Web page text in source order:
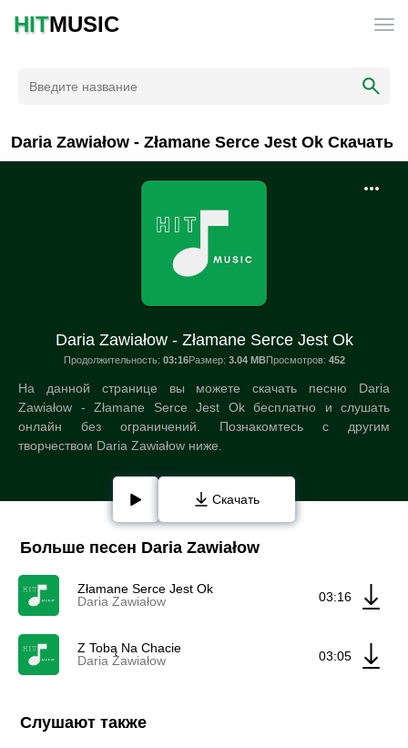
HITMUSIC
Daria Zawiałow - Złamane Serce Jest Ok Скачать
Daria Zawiałow - Złamane Serce Jest Ok
Продолжительность: 03:16Размер: 3.04 MBПросмотров: 452
На данной странице вы можете скачать песню Daria
Zawiałow - Złamane Serce Jest Ok бесплатно и слушать
онлайн без ограничений. Познакомтесь с другим
творчеством Daria Zawiałow ниже.
Скачать
Больше песен Daria Zawiałow
Złamane Serce Jest Ok
Daria Zawiałow
03:16
Z Tobą Na Chacie
Daria Zawiałow
03:05
Слушают также